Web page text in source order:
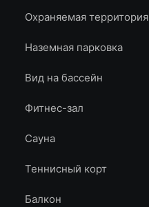
Охраняемая территория
Наземная парковка
Вид на бассейн
Фитнес-зал
Сауна
Теннисный корт
Балкон